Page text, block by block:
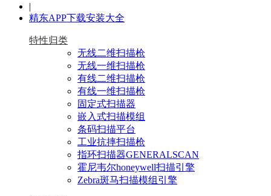
|
精东APP下载安装大全
特性归类
无线二维扫描枪
无线一维扫描枪
有线二维扫描枪
有线一维扫描枪
固定式扫描器
嵌入式扫描模组
条码扫描平台
工业抗摔扫描枪
指环扫描器GENERALSCAN
霍尼韦尔honeywell扫描引擎
Zebra斑马扫描模组引擎